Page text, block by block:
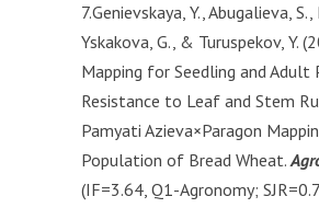
7.Genievskaya, Y., Abugalieva,
Yskakova, G., & Turuspekov, Y.
Mapping for Seedling and Adult
Resistance to Leaf and Stem
Pamyati Azieva×Paragon
Population of Bread Wheat.
(IF=3.64, Q1-Agronomy;